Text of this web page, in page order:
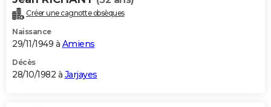
Créer une cagnotte obsèques
Naissance
29/11/1949 à Amiens
Décès
28/10/1982 à Jarjayes